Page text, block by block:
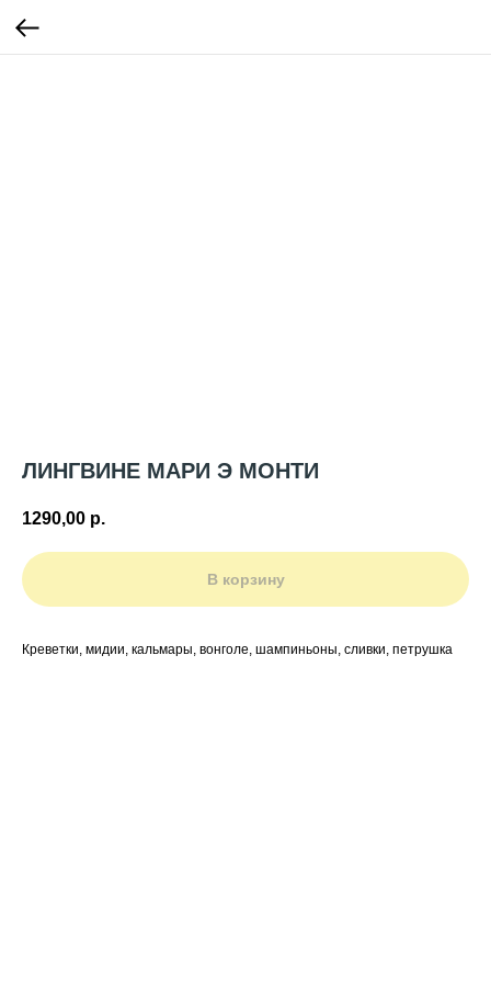
ЛИНГВИНЕ МАРИ Э МОНТИ
1290,00 р.
В корзину
Креветки, мидии, кальмары, вонголе, шампиньоны, сливки, петрушка